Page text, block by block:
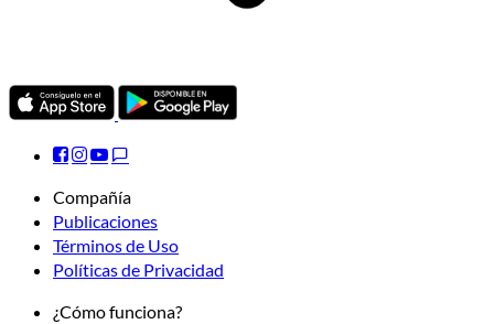
Compañía
Publicaciones
Términos de Uso
Políticas de Privacidad
¿Cómo funciona?